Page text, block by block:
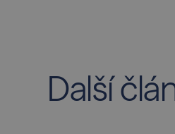
Další